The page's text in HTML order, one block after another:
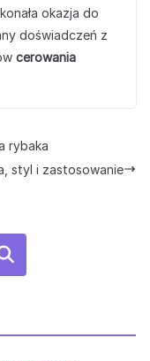
okazja do
doświadczeń z
cerowania
rybaka
styl i zastosowanie